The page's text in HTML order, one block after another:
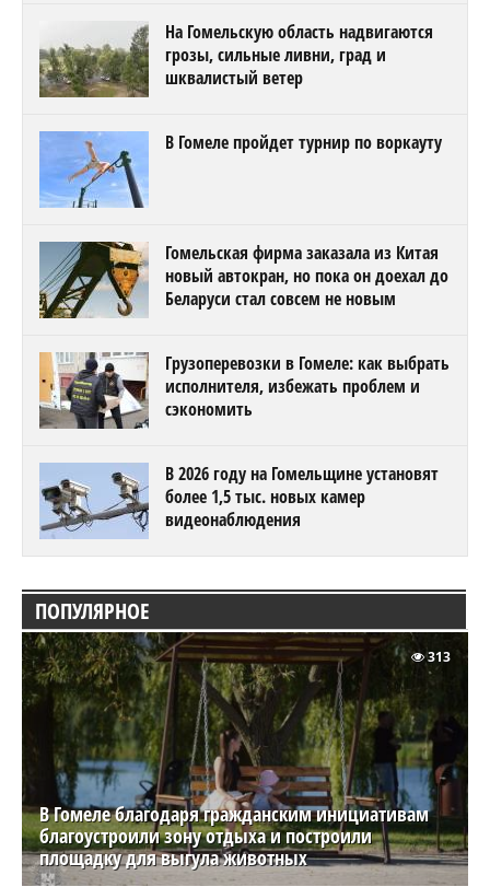
На Гомельскую область надвигаются
грозы, сильные ливни, град и
шквалистый ветер
В Гомеле пройдет турнир по воркауту
Гомельская фирма заказала из Китая
новый автокран, но пока он доехал до
Беларуси стал совсем не новым
Грузоперевозки в Гомеле: как выбрать
исполнителя, избежать проблем и
сэкономить
В 2026 году на Гомельщине установят
более 1,5 тыс. новых камер
видеонаблюдения
ПОПУЛЯРНОЕ
В Гомеле благодаря гражданским инициативам
благоустроили зону отдыха и построили
площадку для выгула животных
313